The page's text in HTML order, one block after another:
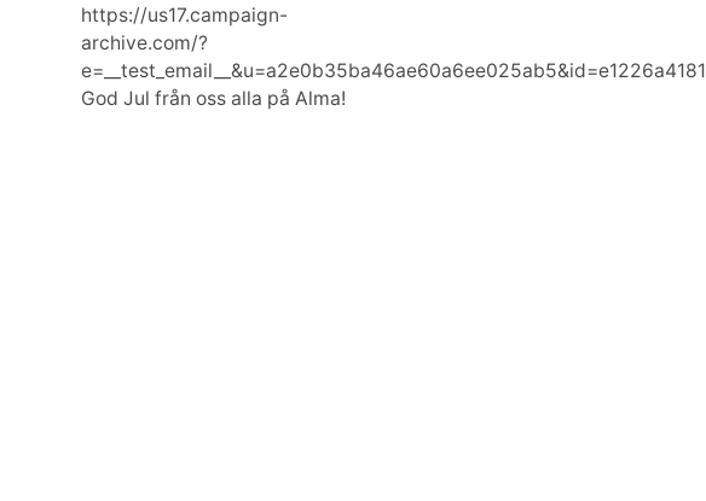
https://us17.campaign-
archive.com/?
e=__test_email__&u=a2e0b35ba46ae60a6ee025ab5&id=e1226a4181
God Jul från oss alla på Alma!